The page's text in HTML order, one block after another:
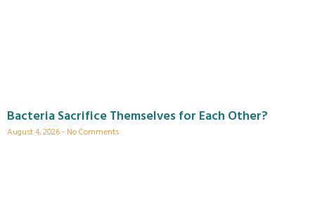
Bacteria Sacrifice Themselves for Each Other?
August 4, 2026 No Comments